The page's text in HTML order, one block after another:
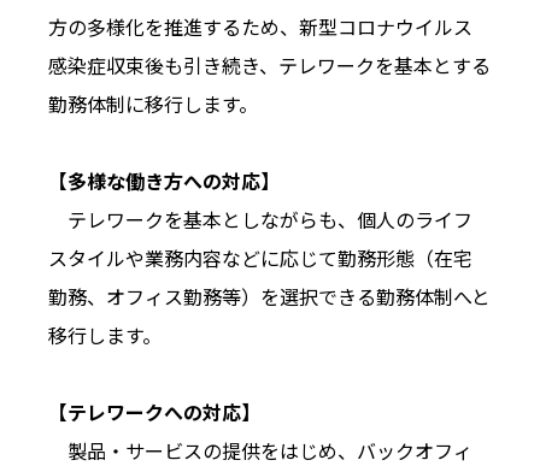
方の多様化を推進するため、新型コロナウイルス
感染症収束後も引き続き、テレワークを基本とする
勤務体制に移行します。
【多様な働き方への対応】
テレワークを基本としながらも、個人のライフ
スタイルや業務内容などに応じて勤務形態（在宅
勤務、オフィス勤務等）を選択できる勤務体制へと
移行します。
【テレワークへの対応】
製品・サービスの提供をはじめ、バックオフィ